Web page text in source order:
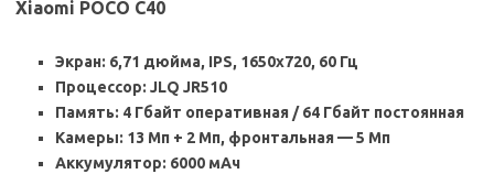
Xiaomi POCO C40
Экран: 6,71 дюйма, IPS, 1650х720, 60 Гц
Процессор: JLQ JR510
Память: 4 Гбайт оперативная / 64 Гбайт постоянная
Камеры: 13 Мп + 2 Мп, фронтальная — 5 Мп
Аккумулятор: 6000 мАч